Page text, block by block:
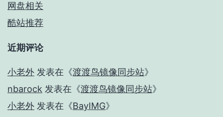
网盘相关
酷站推荐
近期评论
小老外 发表在《渡渡鸟镜像同步站》
nbarock 发表在《渡渡鸟镜像同步站》
小老外 发表在《BayIMG》